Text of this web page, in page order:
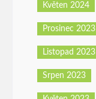
Květen 2024
Prosinec 2023
Listopad 2023
Srpen 2023